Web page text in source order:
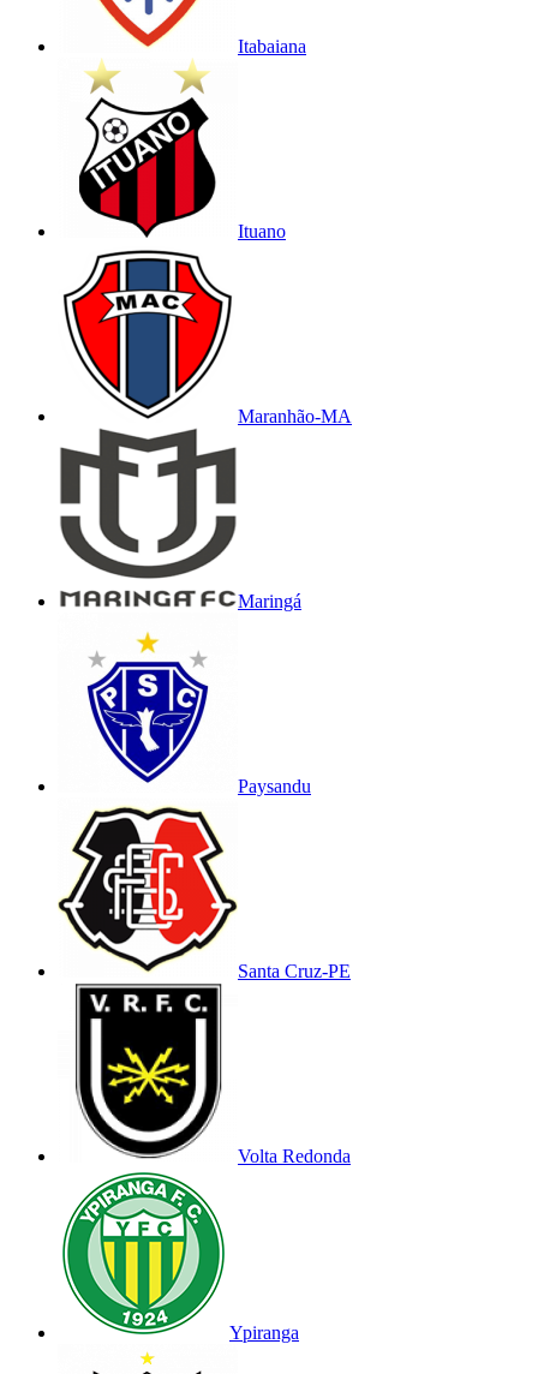
Itabaiana
Ituano
Maranhão-MA
Maringá
Paysandu
Santa Cruz-PE
Volta Redonda
Ypiranga